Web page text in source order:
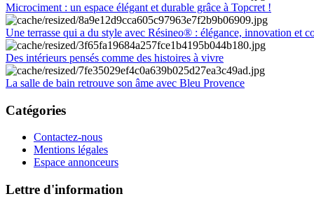
Microciment : un espace élégant et durable grâce à Topcret !
Une terrasse qui a du style avec Résineo® : élégance, innovation et
Des intérieurs pensés comme des histoires à vivre
La salle de bain retrouve son âme avec Bleu Provence
Catégories
Contactez-nous
Mentions légales
Espace annonceurs
Lettre d'information